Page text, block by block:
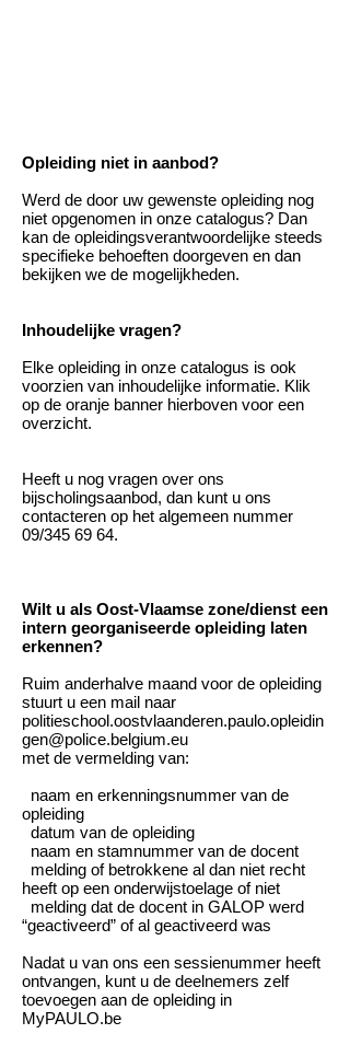
Opleiding niet in aanbod?
Werd de door uw gewenste opleiding nog
niet opgenomen in onze catalogus? Dan
kan de opleidingsverantwoordelijke steeds
specifieke behoeften doorgeven en dan
bekijken we de mogelijkheden.
Inhoudelijke vragen?
Elke opleiding in onze catalogus is ook
voorzien van inhoudelijke informatie. Klik
op de oranje banner hierboven voor een
overzicht.
Heeft u nog vragen over ons
bijscholingsaanbod, dan kunt u ons
contacteren op het algemeen nummer
09/345 69 64.
Wilt u als Oost-Vlaamse zone/dienst een
intern georganiseerde opleiding laten
erkennen?
Ruim anderhalve maand voor de opleiding
stuurt u een mail naar
politieschool.oostvlaanderen.paulo.opleidin
gen@police.belgium.eu
met de vermelding van:
naam en erkenningsnummer van de
opleiding
datum van de opleiding
naam en stamnummer van de docent
melding of betrokkene al dan niet recht
heeft op een onderwijstoelage of niet
melding dat de docent in GALOP werd
“geactiveerd” of al geactiveerd was
Nadat u van ons een sessienummer heeft
ontvangen, kunt u de deelnemers zelf
toevoegen aan de opleiding in
MyPAULO.be